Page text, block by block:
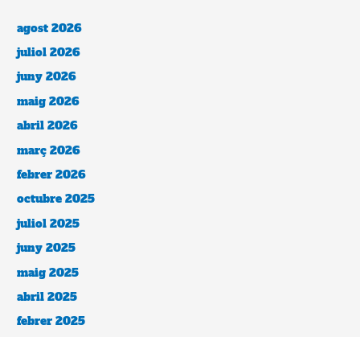
agost 2026
juliol 2026
juny 2026
maig 2026
abril 2026
març 2026
febrer 2026
octubre 2025
juliol 2025
juny 2025
maig 2025
abril 2025
febrer 2025